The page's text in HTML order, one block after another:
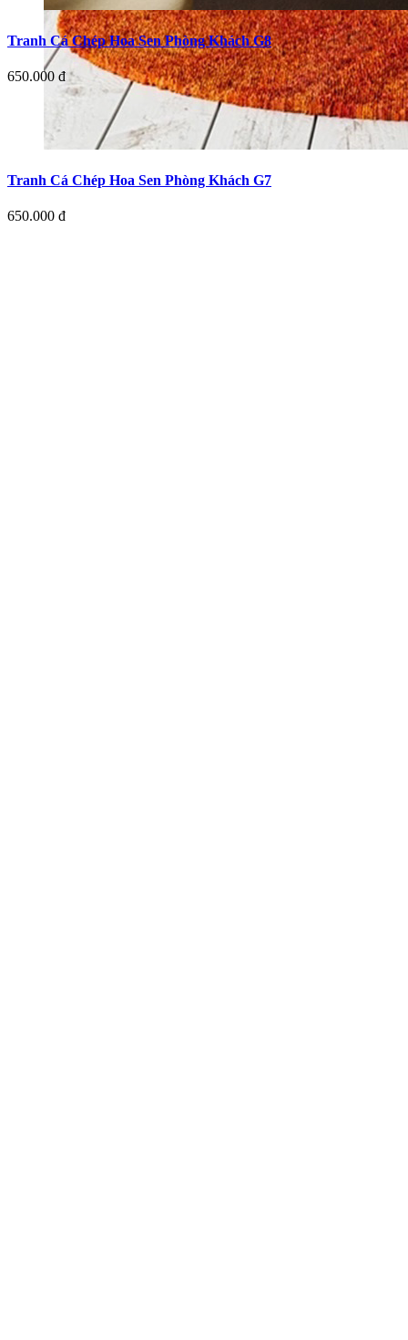
Tranh Cá Chép Hoa Sen Phòng Khách G7
650.000 đ
Tranh Cá Chép Hoa Sen Phòng Khách G8
650.000 đ